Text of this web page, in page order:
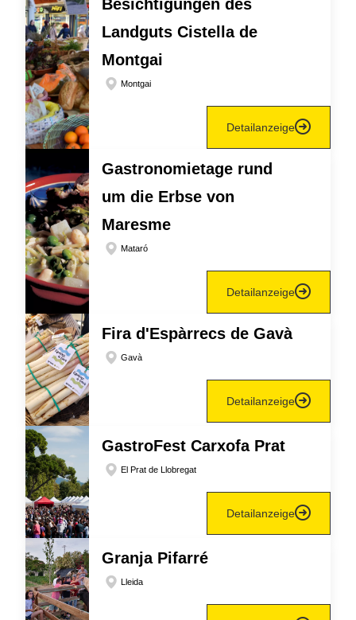
Besichtigungen des
Landguts Cistella de
Montgai
Montgai
Detailanzeige
Gastronomietage rund
um die Erbse von
Maresme
Mataró
Detailanzeige
Fira d'Espàrrecs de Gavà
Gavà
Detailanzeige
GastroFest Carxofa Prat
El Prat de Llobregat
Detailanzeige
Granja Pifarré
Lleida